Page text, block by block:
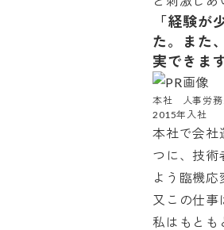
「経験
た。また
実できま
本社　人事労
2015年入社
本社で会社
つに、技術
よう臨機応
又この仕事
私はもとも